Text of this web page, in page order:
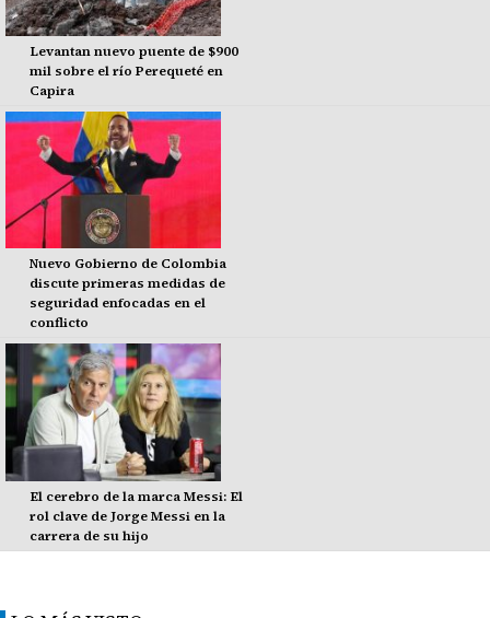
Levantan nuevo puente de $900
mil sobre el río Perequeté en
Capira
Nuevo Gobierno de Colombia
discute primeras medidas de
seguridad enfocadas en el
conflicto
El cerebro de la marca Messi: El
rol clave de Jorge Messi en la
carrera de su hijo